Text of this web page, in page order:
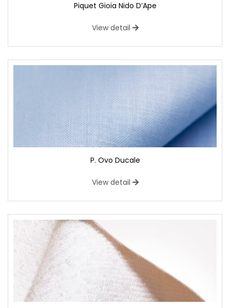
Piquet Gioia Nido D’Ape
View detail
P. Ovo Ducale
View detail